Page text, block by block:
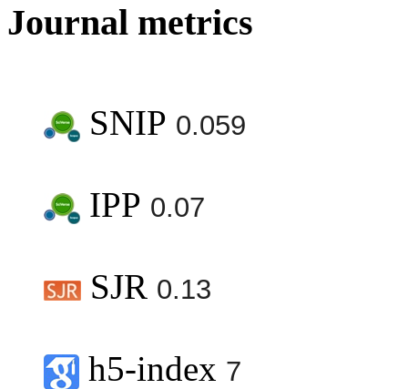
Journal metrics
SNIP 0.059
IPP 0.07
SJR 0.13
h5-index 7